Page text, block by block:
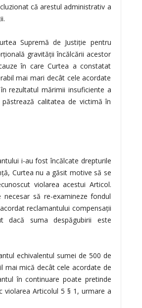
că arestul administrativ a
Supremă de Justiţie pentru
gravităţii încălcării acestor
în care Curtea a constatat
mai mari decât cele acordate
rezultatul mărimii insuficiente a
calitatea de victimă în
i-au fost încălcate drepturile
Curtea nu a găsit motive să se
violarea acestui Articol.
să re-examineze fondul
reclamantului compensaţii
dacă suma despăgubirii este
echivalentul sumei de 500 de
mai mică decât cele acordate de
în continuare poate pretinde
Articolul 5 § 1, urmare a